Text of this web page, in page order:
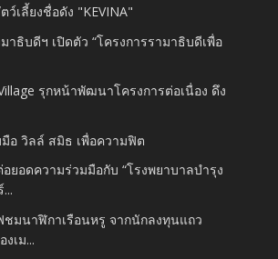
ว์เลี้ยงชื่อดัง "KEVINA"
าธิบดีฯ เปิดตัว “โครงการรามาธิบดีเพื่อ
รุกหน้าพัฒนาโครงการต่อเนื่อง ดึง
อ วิลล์ สมิธ เพื่อความฟิต
อยอดความร่วมมือกับ “โรงพยาบาลบํารุง
ชมนาฬิกาเรือนหรู จากนักลงทุนแถว
เม...